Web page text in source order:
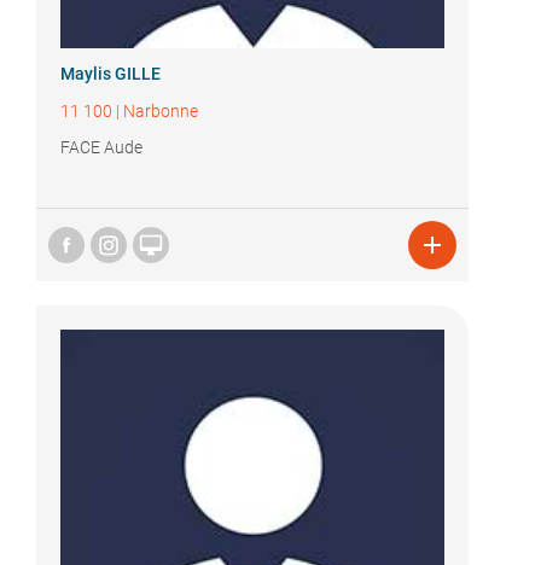
Maylis GILLE
11 100 | Narbonne
FACE Aude
 